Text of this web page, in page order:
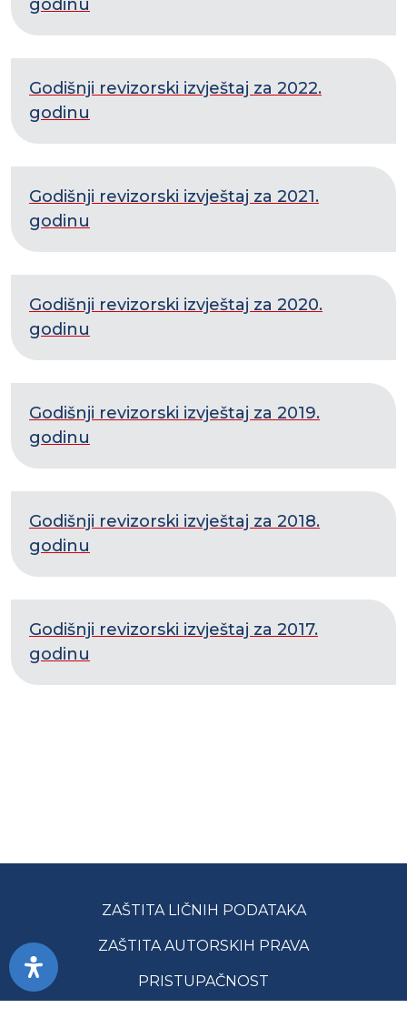
godinu
Godišnji revizorski izvještaj za 2022.
godinu
Godišnji revizorski izvještaj za 2021.
godinu
Godišnji revizorski izvještaj za 2020.
godinu
Godišnji revizorski izvještaj za 2019.
godinu
Godišnji revizorski izvještaj za 2018.
godinu
Godišnji revizorski izvještaj za 2017.
godinu
ZAŠTITA LIČNIH PODATAKA
ZAŠTITA AUTORSKIH PRAVA
PRISTUPAČNOST